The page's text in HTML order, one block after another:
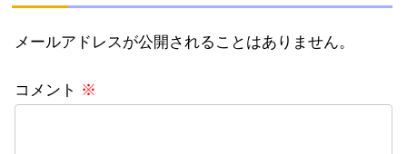
メールアドレスが公開されることはありません。
コメント ※